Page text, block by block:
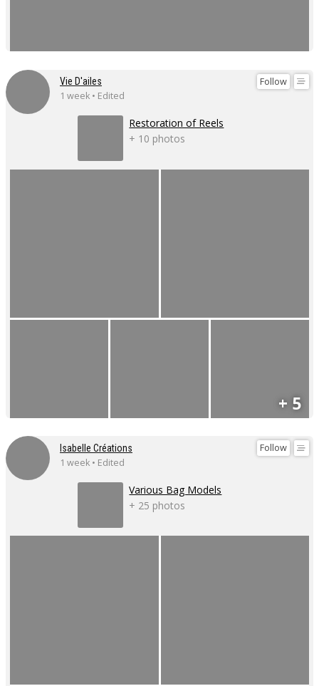
Follow
Vie D'ailes
1 week • Edited
Restoration of Reels
+ 10 photos
+ 5
Follow
Isabelle Créations
1 week • Edited
Various Bag Models
+ 25 photos